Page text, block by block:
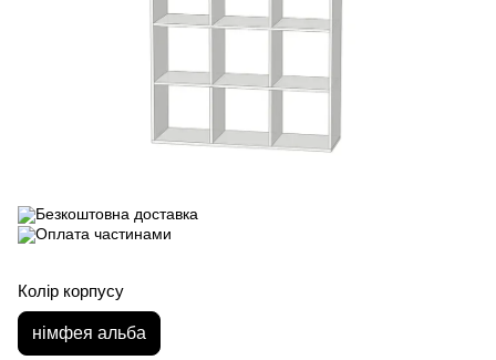
Колір корпусу
німфея альба